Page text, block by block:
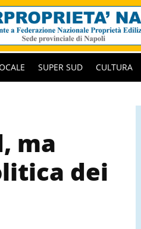
SUPER SUD CULTURA
ma
dei